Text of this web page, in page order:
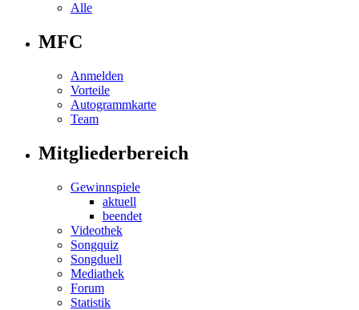
Alle
MFC
Anmelden
Vorteile
Autogrammkarte
Team
Mitgliederbereich
Gewinnspiele
aktuell
beendet
Videothek
Songquiz
Songduell
Mediathek
Forum
Statistik